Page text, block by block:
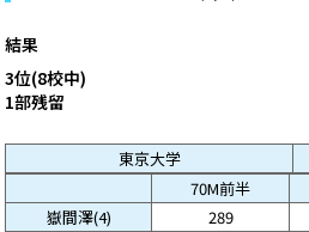
結果
3位(8校中)
1部残留
東京大学
70M前半
嶽間澤(4)
289